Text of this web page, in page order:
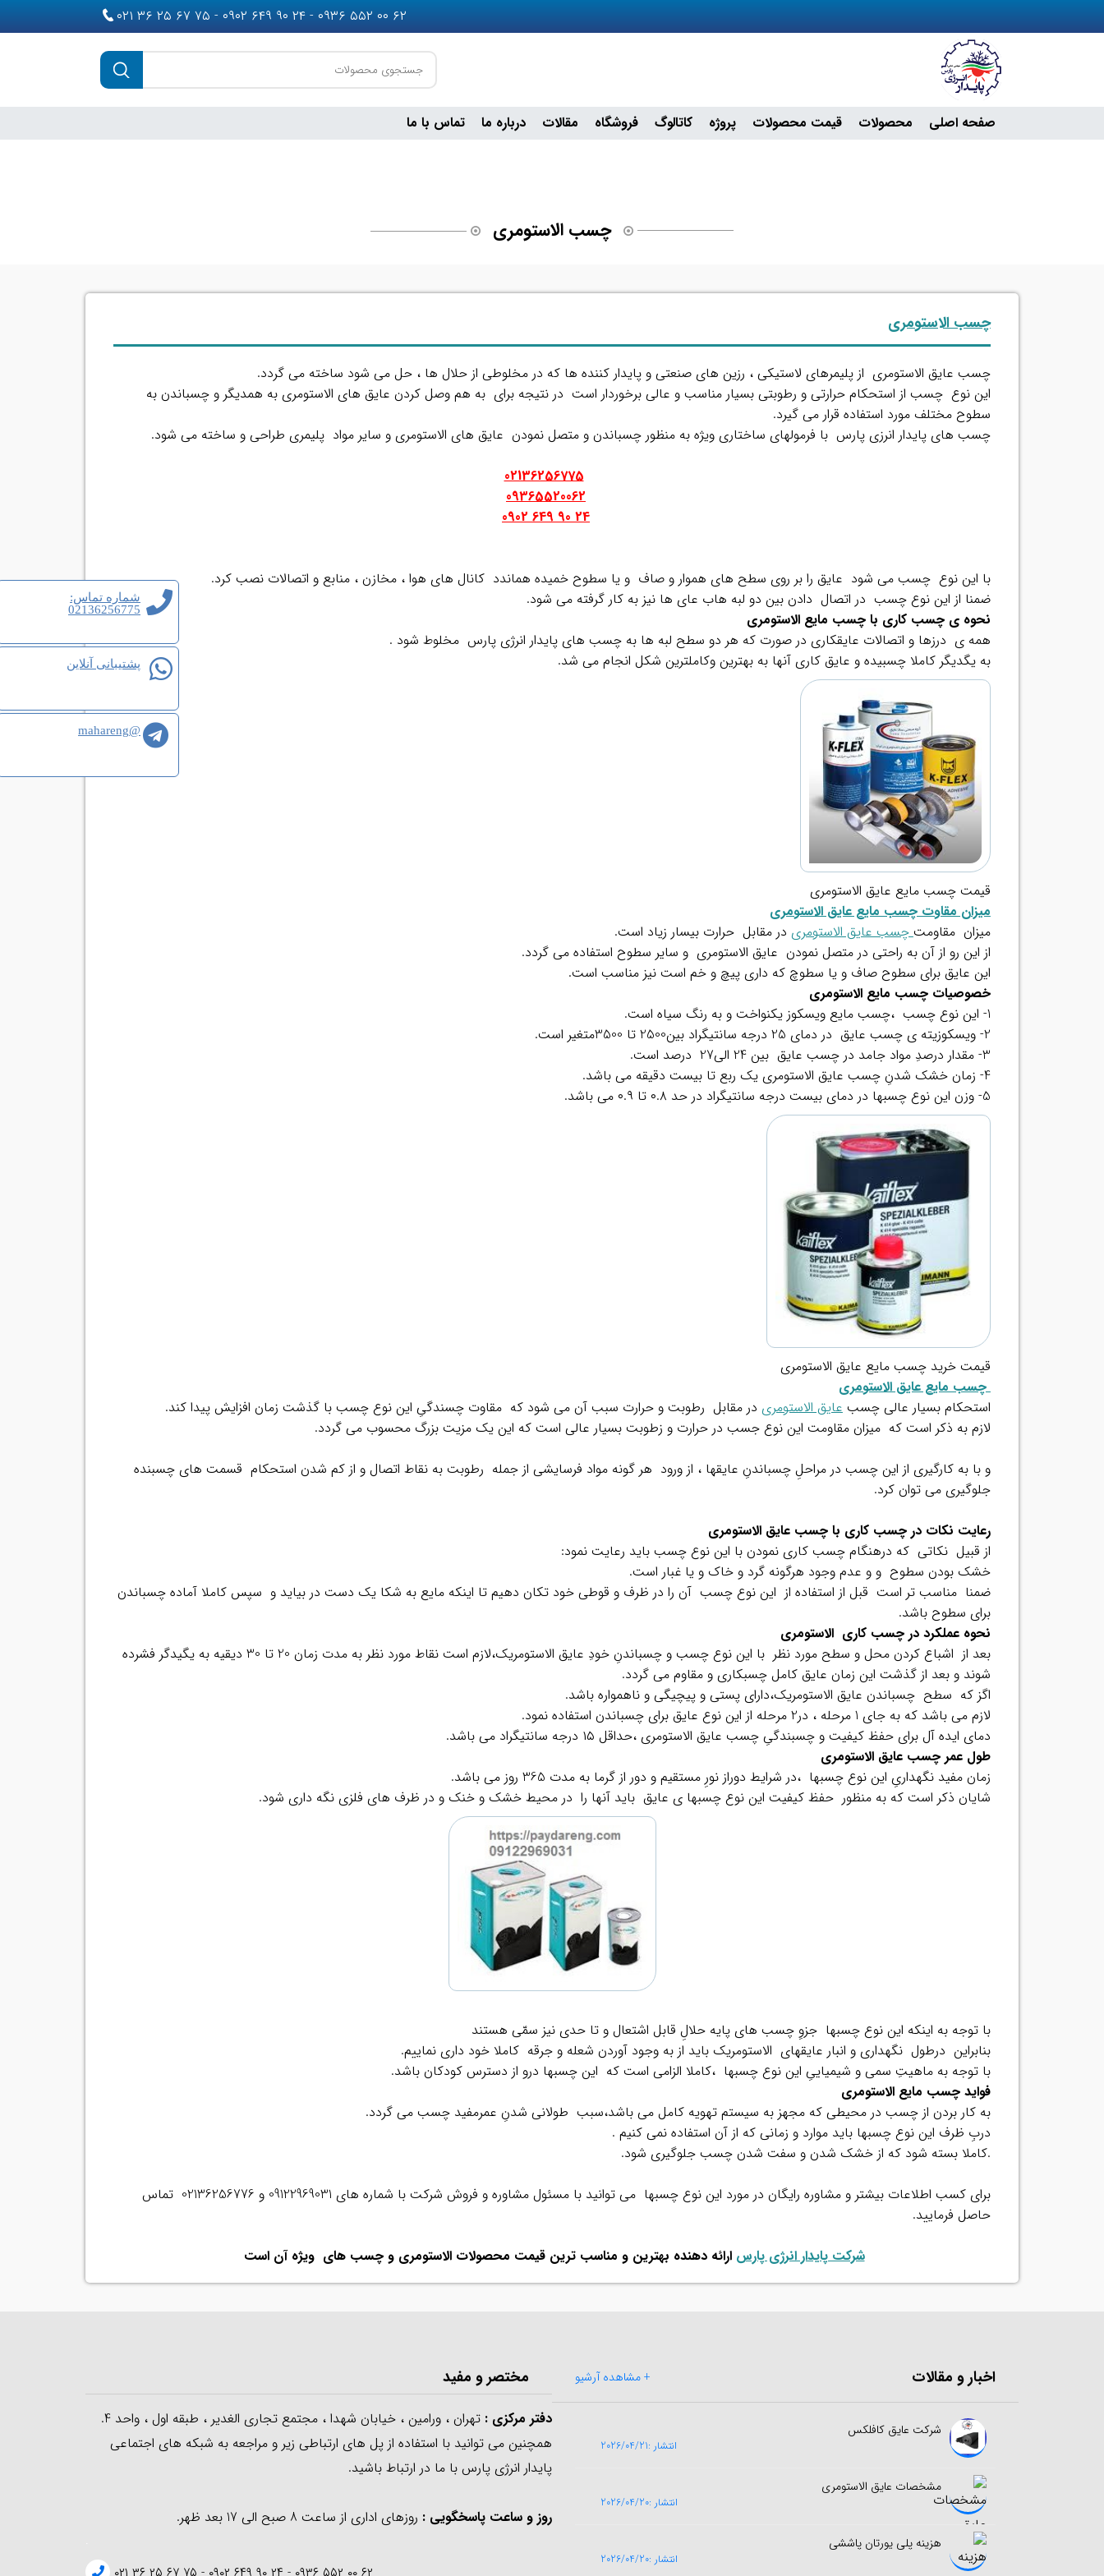
شماره تماس:
02136256775
پشتیبانی آنلاین
@mahareng
۶۲ ۰۰ ۵۵۲ ۰۹۳۶ - ۲۴ ۹۰ ۶۴۹ ۰۹۰۲ - ۷۵ ۶۷ ۲۵ ۳۶ ۰۲۱
صفحه اصلی محصولات قیمت محصولات پروژه کاتالوگ فروشگاه مقالات درباره ما تماس با ما
چسب الاستومری
چسب الاستومری
چسب عايق الاستومری از پليمرهاي لاستيكي ، رزين هاي صنعتي و پايدار كننده ها كه در مخلوطي از حلال ها ، حل می شود ساخته می گردد.
اين نوع چسب از استحکام حرارتی و رطوبتی بسیار مناسب و عالی برخوردار است در نتیجه براي به هم وصل کردن عايق های الاستومری به همدیگر و چسباندن به
سطوح مختلف مورد استفاده قرار می گیرد.
چسب های پایدار انرزی پارس با فرمولهای ساختاری ویژه به منظور چسباندن و متصل نمودن عایق های الاستومری و سایر مواد پلیمری طراحی و ساخته می شود.
02136256775
09365520062
24 90 649 0902
با این نوع چسب می شود عایق را بر روی سطح های هموار و صاف و یا سطوح خمیده هماندد کانال های هوا ، مخازن ، منابع و اتصالات نصب کرد.
ضمنا از این نوع چسب در اتصال دادن بین دو لبه هاب عای ها نیز به کار گرفته می شود.
نحوه ی چسب کاری با چسب مایع الاستومری
همه ی درزها و اتصالات عایقکاری در صورت که هر دو سطح لبه ها به چسب های پایدار انرژی پارس مخلوط شود .
به یگدیگر کاملا چسبیده و عایق کاری آنها به بهترین وکاملترین شکل انجام می شد.
قیمت چسب مایع عایق الاستومری
میزان مقاوت چسب مایع عایق الاستومری
میزان مقاومتچسب عایق الاستومری در مقابل حرارت بیسار زیاد است.
از این رو از آن به راحتی در متصل نمودن عایق الاستومری و سایر سطوح استفاده می گردد.
این عایق برای سطوح صاف و یا سطوچ که داری پیچ و خم است نیز مناسب است.
خصوصیات چسب مایع الاستومری
1- این نوع چسب ،چسب مایع ویسکوز یکنواخت و به رنگ سیاه است.
2- ویسکوزیته ی چسب عایق در دمای 25 درجه سانتیگراد بین2500 تا 3500متغیر است.
3- مقدار درصدِ مواد جامد در چسب عایق بین 24 الی27 درصد است.
4- زمان خشک شدنِ چسب عایق الاستومری یک ربع تا بیست دقیقه می باشد.
5- وزن این نوع چسبها در دمای بیست درجه سانتیگراد در حد ۰.۸ تا ۰.۹ می باشد.
قیمت خرید چسب مایع عایق الاستومری
چسب مایع عایق الاستومری
استحکام بسیار عالی چسبعایق الاستومری در مقابل رطوبت و حرارت سبب آن می شود که مقاوت چسندگیِ این نوع چسب با گذشت زمان افزایش پیدا کند.
لازم به ذکر است که میزان مقاومت این نوع جسب در حرارت و زطوبت بسیار عالی است که این یک مزیت بزرگ محسوب می گردد.
و با به کارگیری از این چسب در مراحلِ چسباندنِ عایقها ، از ورود هر گونه مواد فرسایشی از جمله رطوبت به نقاط اتصال و از کم شدن استحکام قسمت های چسبنده
جلوگیری می توان کرد.
رعایت نکات در چسب کاری با چسب عایق الاستومری
از قبیل نکاتی که درهنگام چسب کاری نمودن با این نوع چسب باید رعایت نمود:
خشک بودن سطوح و و عدم وجود هرگونه گرد و خاک و یا غبار است.
ضمنا مناسب تر است قبل از استفاده از این نوع چسب آن را در ظرف و قوطی خود تکان دهیم تا اینکه مایع به شکا یک دست در بیاید و سپس کاملا آماده چسباندن
برای سطوح باشد.
نحوه عملکرد در چسب کاری الاستومری
بعد از اشباع کردن محل و سطح مورد نظر با این نوع چسب و چسباندنِ خودِ عایق الاستومریک،لازم است نقاط مورد نظر به مدت زمان 20 تا 30 دیقیه به یگیدگر فشرده
شوند و بعد از گذشت این زمان عایق کامل چسبکاری و مقاوم می گردد.
اگز که سطح چسباندن عایق الاستومریک،دارای پستی و پیچیگی و ناهمواره باشد.
لازم می باشد که به جای 1 مرحله ، در2 مرحله از این نوع عایق برای چسباندن استفاده نمود.
دمای ایده آل برای حفظ کیفیت و چسبندگیِ چسب عایق الاستومری ،حداقل ۱۵ درجه سانتیگراد می باشد.
طول عمر چسب عایق الاستومری
زمان مفید نگهداریِ این نوع چسبها ،در شرایط دوراز نورِ مستقیم و دور از گرما به مدت 365 روز می باشد.
شایان ذکر است که به منظور حفظ کیفیت این نوع چسبها ی عایق باید آنها را در محیط خشک و خنک و در ظرف های فلزی نگه داری شود.
با توجه به اینکه این نوع چسبها جزوِ چسب های پایه حلالِ قابل اشتعال و تا حدی نیز سمّی هستند
بنابراین درطول نگهداری و انبار عایقهای الاستومریک باید از به وجود آوردن شعله و جرقه کاملا خود داری نماییم.
با توجه به ماهیتِ سمی و شیمیاییِ این نوع چسبها ،کاملا الزامی است که این چسبها درو از دسترس کودکان باشد.
فواید چسب مایع الاستومری
به کار بردن از چسب در محیطی که مجهز به سیستم تهویه کامل می باشد،سبب طولانی شدنِ عمرمفید چسب می گردد.
دربِ ظرف این نوع چسبها باید موارد و زمانی که از آن استفاده نمی کنیم .
.کاملا بسته شود که از خشک شدن و سفت شدن چسب جلوگیری شود.
برای کسب اطلاعات بیشتر و مشاوره رایگان در مورد این نوع چسبها می توانید با مسئول مشاوره و فروش شرکت با شماره های 09122969031 و 02136256776 تماس
حاصل فرمایید.
شرکت پایدار انرژی پارس ارائه دهنده بهترین و مناسب ترین قیمت محصولات الاستومری و چسب های ویژه آن است
اخبار و مقالات + مشاهده آرشیو
شرکت عایق کافلکس
انتشار :2026/04/21
مشخصات عایق الاستومری
انتشار :2026/04/20
هزینه پلی یورتان پاششی
انتشار :2026/04/20
مختصر و مفید
دفتر مرکزی : تهران ، ورامین ، خیابان شهدا ، مجتمع تجاری الغدیر ، طبقه اول ، واحد 4.
همچنین می توانید با استفاده از پل های ارتباطی زیر و مراجعه به شبکه های اجتماعی
پایدار انرژی پارس با ما در ارتباط باشید.
روز و ساعت پاسخگویی : روزهای اداری از ساعت 8 صبح الی 17 بعد ظهر.